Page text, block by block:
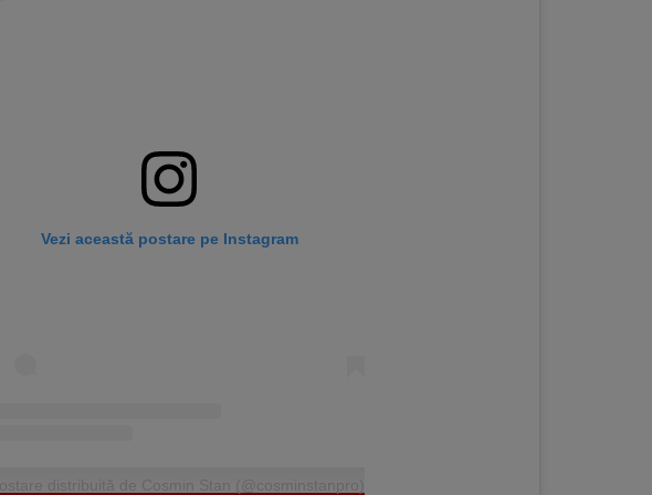
Vezi această postare pe Instagram
distribuită de Cosmin Stan (@cosminstanpro)